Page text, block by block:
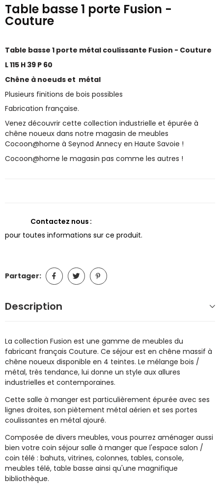
Table basse 1 porte Fusion -
Couture
Table basse 1 porte métal coulissante Fusion - Couture
L 115 H 39 P 60
Chêne à noeuds et métal
Plusieurs finitions de bois possibles
Fabrication française.
Venez découvrir cette collection industrielle et épurée à
chêne noueux dans notre magasin de meubles
Cocoon@home à Seynod Annecy en Haute Savoie !
Cocoon@home le magasin pas comme les autres !
Contactez nous
pour toutes informations sur ce produit.
Partager:
Description
La collection Fusion est une gamme de meubles du
fabricant français Couture. Ce séjour est en chêne massif à
chêne noueux disponible en 4 teintes. Le mélange bois /
métal, très tendance, lui donne un style aux allures
industrielles et contemporaines.
Cette salle à manger est particulièrement épurée avec ses
lignes droites, son piètement métal aérien et ses portes
coulissantes en métal ajouré.
Composée de divers meubles, vous pourrez aménager aussi
bien votre coin séjour salle à manger que l'espace salon /
coin télé : bahuts, vitrines, colonnes, tables, console,
meubles télé, table basse ainsi qu'une magnifique
bibliothèque.